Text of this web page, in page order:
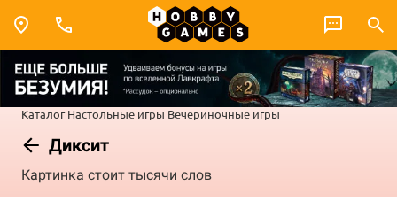
Каталог Настольные игры Вечериночные игры
Диксит
Картинка стоит тысячи слов